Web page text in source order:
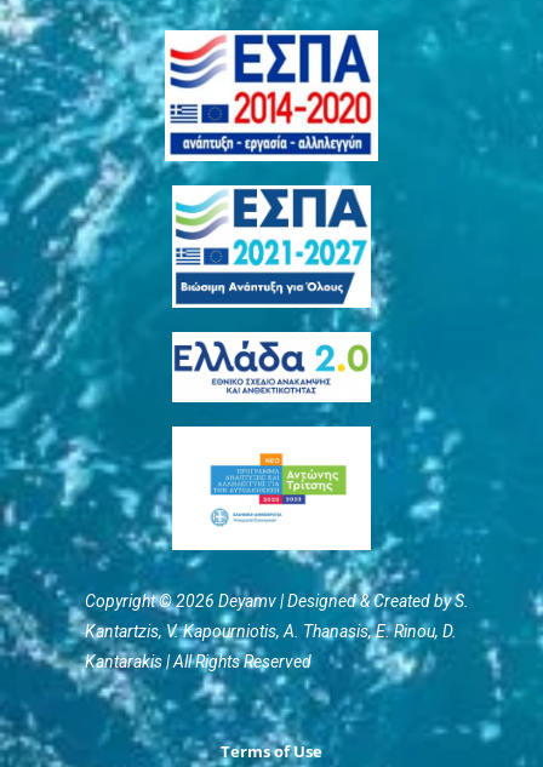
Copyright © 2026 Deyamv | Designed & Created by S.
Kantartzis, V. Kapourniotis, Α. Thanasis, E. Rinou, D.
Kantarakis | All Rights Reserved
Terms of Use